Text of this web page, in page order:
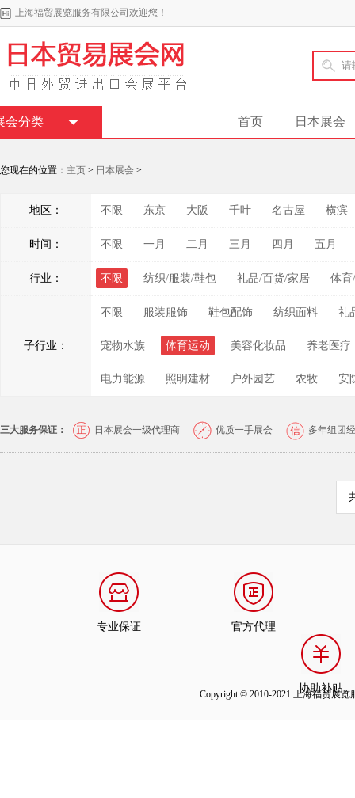
上海福贸展览服务有限公司欢迎您！
首页 日本展会
会分类
您现在的位置： 主页 > 日本展会 >
地区： 不限 东京 大阪 千叶 名古屋 横滨
时间： 不限 一月 二月 三月 四月 五月
行业： 不限 纺织/服装/鞋包 礼品/百货/家居 体育
子行业：
不限 服装服饰 鞋包配饰 纺织面料 礼
宠物水族 体育运动 美容化妆品 养老医疗
电力能源 照明建材 户外园艺 农牧 安
三大服务保证： 日本展会一级代理商 优质一手展会 多年组团
专业保证 官方代理
协助补贴
Copyright © 2010-2021 上海福贸展